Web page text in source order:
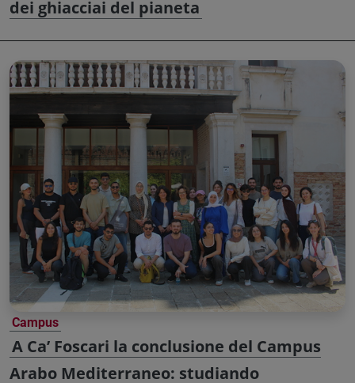
dei ghiacciai del pianeta
Campus
A Ca’ Foscari la conclusione del Campus
Arabo Mediterraneo: studiando